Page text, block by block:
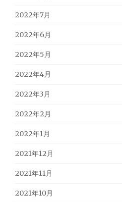
2022年7月
2022年6月
2022年5月
2022年4月
2022年3月
2022年2月
2022年1月
2021年12月
2021年11月
2021年10月